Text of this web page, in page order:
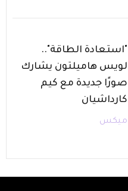
"استعادة الطاقة"..
لويس هاميلتون يشارك
صورًا جديدة مع كيم
كارداشيان
ميكس